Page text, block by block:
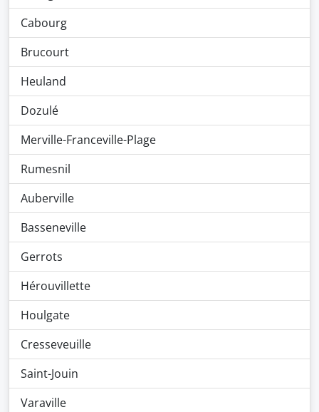
Cabourg
Brucourt
Heuland
Dozulé
Merville-Franceville-Plage
Rumesnil
Auberville
Basseneville
Gerrots
Hérouvillette
Houlgate
Cresseveuille
Saint-Jouin
Varaville